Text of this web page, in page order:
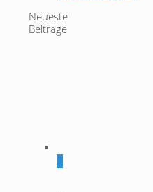
Neueste
Beiträge